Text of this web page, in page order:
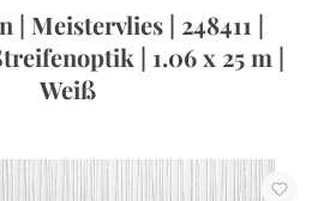
| Meistervlies | 248411 |
| 1.06 x 25 m |
Weiß